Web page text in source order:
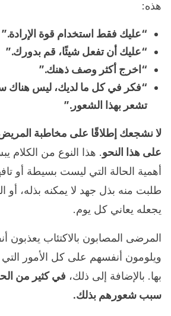
هذه:
“عليك فقط استخدام قوة الإرادة.”
“عليك أن تفعل شيئًا، قم بدورك.”
“اخرج أكثر وصف ذهنك.”
“فكر في كل ما لديك، ليس هناك
تشعر بهذا الشعور.”
لا نشجعك إطلاقًا على مخاطبة المريض
على هذا النحو. هذا النوع من الكلام
أهمية الحالة التي ليست بسيطة أو
طلبت منه بذل جهد لا يمكنه بذله، أو
يجعله يعاني كل يوم.
المرضى المصابون بالاكتئاب يعذبون
ويلومون أنفسهم على كل الأمور التي
بها. بالإضافة إلى ذلك، في كثير من
سبب شعورهم بذلك.